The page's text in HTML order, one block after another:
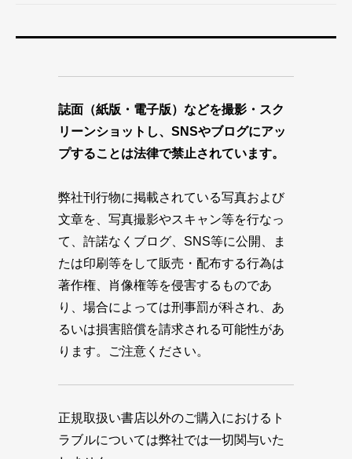
誌面（紙版・電子版）などを撮影・スク
リーンショットし、SNSやブログにアッ
プすることは法律で禁止されています。
弊社刊行物に掲載されている写真および
文章を、写真撮影やスキャン等を行なっ
て、許諾なくブログ、SNS等に公開、ま
たは印刷等をして販売・配布する行為は
著作権、肖像権等を侵害するものであ
り、場合によっては刑事罰が科され、あ
るいは損害賠償を請求される可能性があ
ります。ご注意ください。
正規取扱い書店以外のご購入におけるト
ラブルについては弊社では一切関与いた